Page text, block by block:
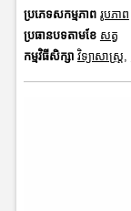
ប្រភេទសកម្មភាព រូបភាព
ប្រធានបទតាមខែ សត្វ
កម្មវិធីសិក្សា វិទ្យាសាស្រ្ត,